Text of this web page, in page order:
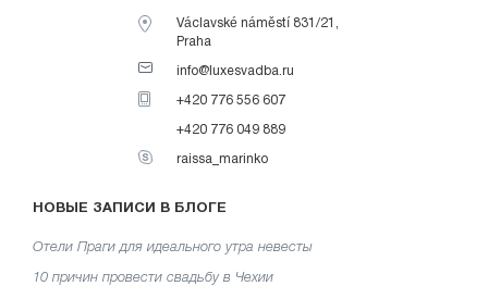
Václavské náměstí 831/21,
Praha
info@luxesvadba.ru
+420 776 556 607
+420 776 049 889
raissa_marinko
НОВЫЕ ЗАПИСИ В БЛОГЕ
Отели Праги для идеального утра невесты
10 причин провести свадьбу в Чехии